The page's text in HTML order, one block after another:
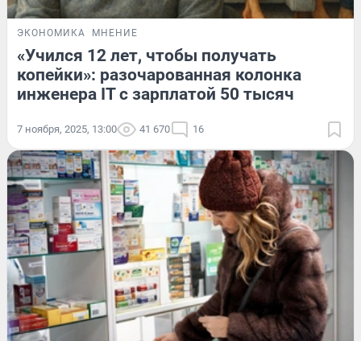
ЭКОНОМИКА МНЕНИЕ
«Учился 12 лет, чтобы получать
копейки»: разочарованная колонка
инженера IT с зарплатой 50 тысяч
7 ноября, 2025, 13:00 41 670 16